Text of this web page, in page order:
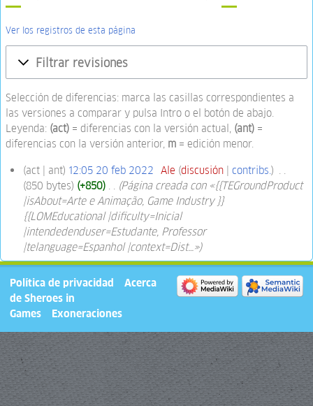
Ver los registros de esta página
Filtrar revisiones
Selección de diferencias: marca las casillas correspondientes a
las versiones a comparar y pulsa Intro o el botón de abajo.
Leyenda: (act)= diferencias con la versión actual, (ant)=
diferencias con la versión anterior, m= edición menor.
act ant 12:05 20 feb 2022 Ale discusión contribs.
850 bytes
+850
Página creada con «{{TEGroundProduct
|isAbout=Arte e Animação, Game Industry }}
{{LOMEducational |dificulty=Inicial
|intendedenduser=Estudante, Professor
|telanguage=Espanhol |context=Dist…»
Política de privacidad
Acerca
de Sheroes in
Games
Exoneraciones